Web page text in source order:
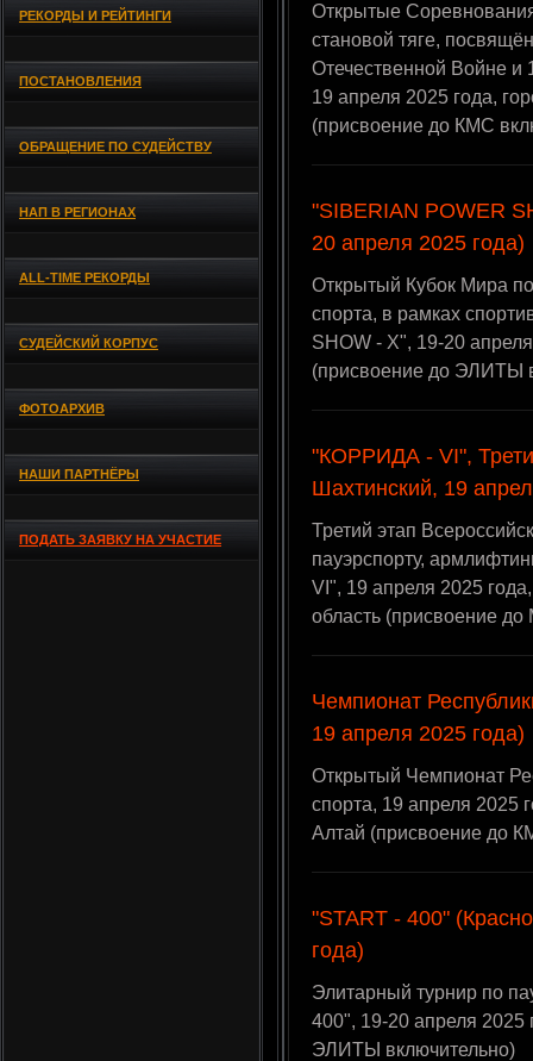
РЕКОРДЫ И РЕЙТИНГИ
ПОСТАНОВЛЕНИЯ
ОБРАЩЕНИЕ ПО СУДЕЙСТВУ
НАП В РЕГИОНАХ
ALL-TIME РЕКОРДЫ
СУДЕЙСКИЙ КОРПУС
ФОТОАРХИВ
НАШИ ПАРТНЁРЫ
ПОДАТЬ ЗАЯВКУ НА УЧАСТИЕ
Открытые
становой тяге,
Отечественной Войне и
19 апреля 2025 года,
(присвоение до КМС
"SIBERIAN POWER
20 апреля 2025 года)
Открытый Кубок Мира
спорта, в рамках
SHOW - X", 19-20
(присвоение до ЭЛИТЫ
"КОРРИДА - VI",
Шахтинский, 19
Третий этап
пауэрспорту,
VI", 19 апреля 2025
область (присвоение
Чемпионат
19 апреля 2025 года)
Открытый Чемпионат
спорта, 19 апреля 2025
Алтай (присвоение до
"START - 400"
года)
Элитарный турнир по
400", 19-20 апреля 2025
ЭЛИТЫ включительно)